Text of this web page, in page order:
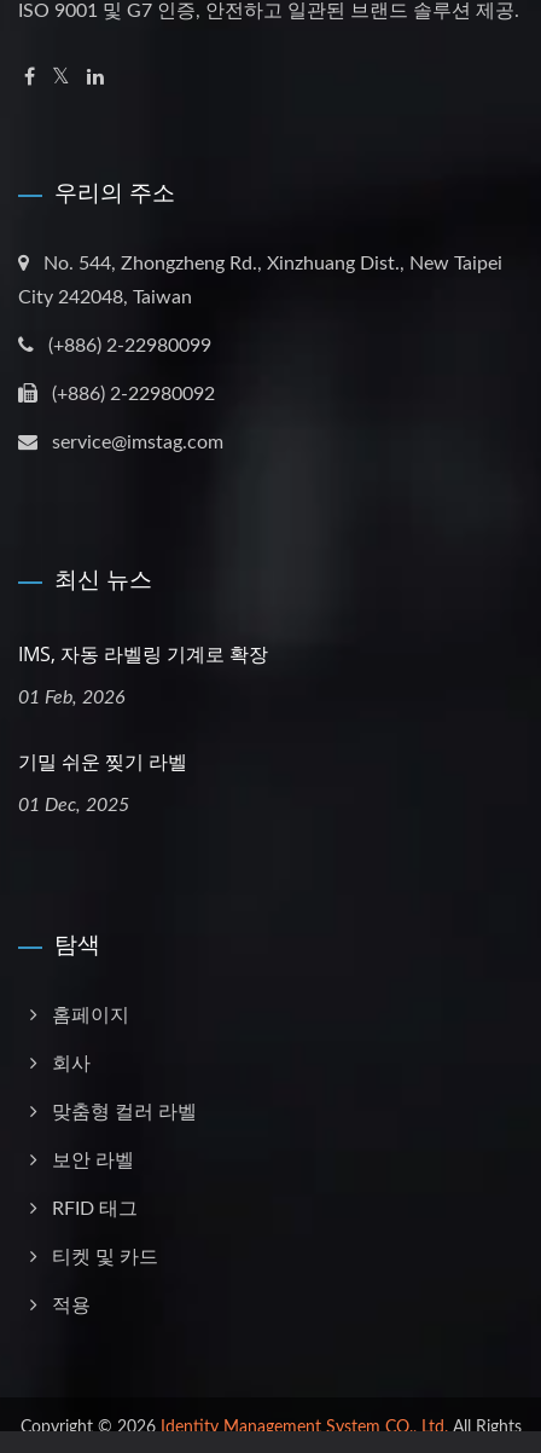
ISO 9001 및 G7 인증, 안전하고 일관된 브랜드 솔루션 제공.
우리의 주소
No. 544, Zhongzheng Rd., Xinzhuang Dist., New Taipei
City 242048, Taiwan
(+886) 2-22980099
(+886) 2-22980092
service@imstag.com
최신 뉴스
IMS, 자동 라벨링 기계로 확장
01 Feb, 2026
기밀 쉬운 찢기 라벨
01 Dec, 2025
탐색
홈페이지
회사
맞춤형 컬러 라벨
보안 라벨
RFID 태그
티켓 및 카드
적용
Copyright © 2026Identity Management System CO., Ltd.All Rights